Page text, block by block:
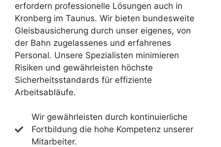
erfordern professionelle Lösungen auch in
Kronberg im Taunus. Wir bieten bundesweite
Gleisbausicherung durch unser eigenes, von
der Bahn zugelassenes und erfahrenes
Personal. Unsere Spezialisten minimieren
Risiken und gewährleisten höchste
Sicherheitsstandards für effiziente
Arbeitsabläufe.
Wir gewährleisten durch kontinuierliche
Fortbildung die hohe Kompetenz unserer
Mitarbeiter.